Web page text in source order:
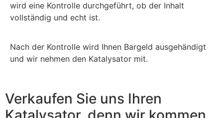
wird eine Kontrolle durchgeführt, ob der Inhalt
vollständig und echt ist.
Nach der Kontrolle wird Ihnen Bargeld ausgehändigt
und wir nehmen den Katalysator mit.
Verkaufen Sie uns Ihren